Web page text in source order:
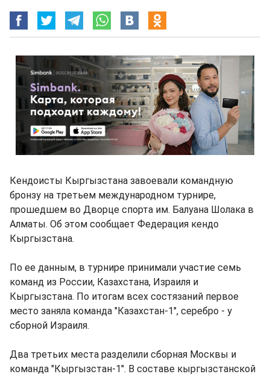
Кендоисты Кыргызстана завоевали командную
бронзу на третьем международном турнире,
прошедшем во Дворце спорта им. Балуана Шолака в
Алматы. Об этом сообщает Федерация кендо
Кыргызстана.
По ее данным, в турнире принимали участие семь
команд из России, Казахстана, Израиля и
Кыргызстана. По итогам всех состязаний первое
место заняла команда "Казахстан-1", серебро - у
сборной Израиля.
Два третьих места разделили сборная Москвы и
команда "Кыргызстан-1". В составе кыргызстанской